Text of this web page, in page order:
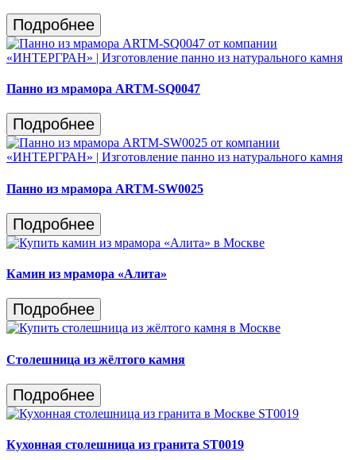
Подробнее
Панно из мрамора ARTM-SQ0047
Подробнее
Панно из мрамора ARTM-SW0025
Подробнее
Камин из мрамора «Алита»
Подробнее
Столешница из жёлтого камня
Подробнее
Кухонная столешница из гранита ST0019